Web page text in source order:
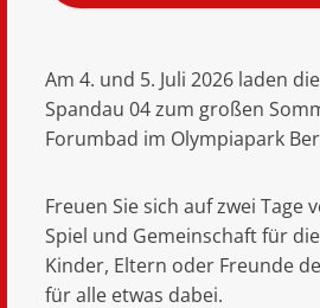
Am 4. und 5. Juli 2026 laden
Spandau 04 zum großen
Forumbad im Olympiapark
Freuen Sie sich auf zwei Tage
Spiel und Gemeinschaft für
Kinder, Eltern oder Freunde
für alle etwas dabei.